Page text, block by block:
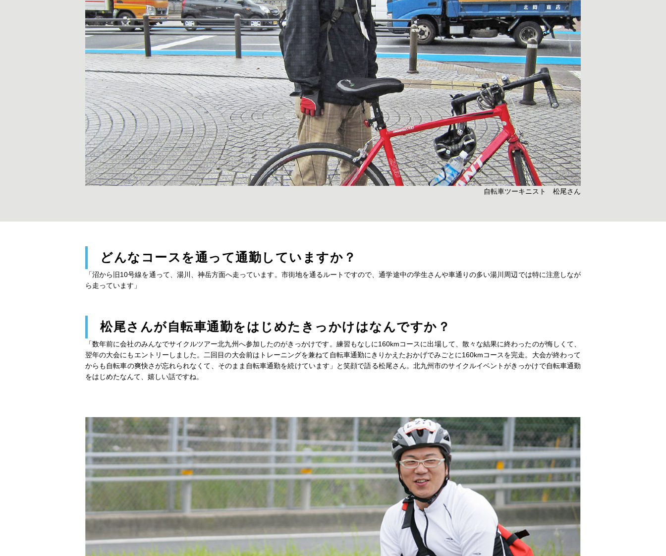
自転車ツーキニスト 松尾さん
どんなコースを通って通勤していますか？
「沼から旧10号線を通って、湯川、神岳方面へ走っています。市街地を通るルートですので、通学途中の学生さんや車通りの多い湯川周辺では特に注意しなが
ら走っています」
松尾さんが自転車通勤をはじめたきっかけはなんですか？
「数年前に会社のみんなでサイクルツアー北九州へ参加したのがきっかけです。練習もなしに160kmコースに出場して、散々な結果に終わったのが悔しくて、
翌年の大会にもエントリーしました。二回目の大会前はトレーニングを兼ねて自転車通勤にきりかえたおかげでみごとに160kmコースを完走。大会が終わって
からも自転車の爽快さが忘れられなくて、そのまま自転車通勤を続けています」と笑顔で語る松尾さん。北九州市のサイクルイベントがきっかけで自転車通勤
をはじめたなんて、嬉しい話ですね。